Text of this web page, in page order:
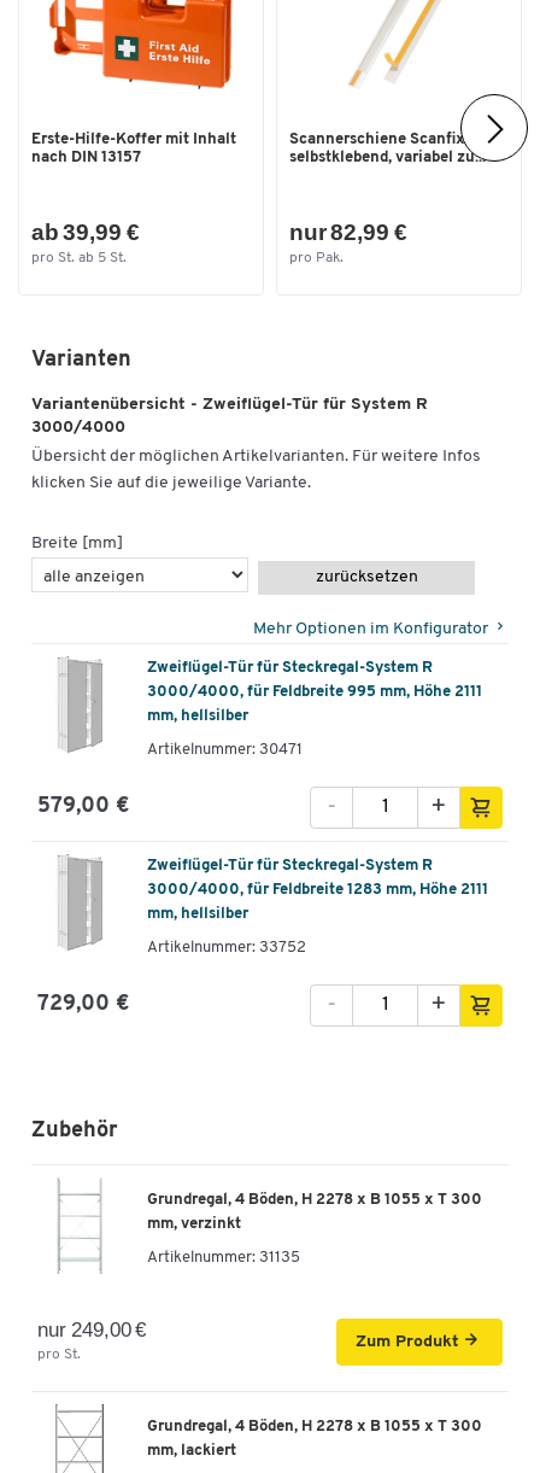
Erste-Hilfe-Koffer mit Inhalt
nach DIN 13157
ab 39,99 €
pro St. ab 5 St.
Scannerschiene Scanfix,
selbstklebend, variabel zu...
nur 82,99 €
pro Pak.
Varianten
Variantenübersicht - Zweiflügel-Tür für System R
3000/4000
Übersicht der möglichen Artikelvarianten. Für weitere Infos
klicken Sie auf die jeweilige Variante.
Breite [mm]
zurücksetzen
Mehr Optionen im Konfigurator
Zweiflügel-Tür für Steckregal-System R
3000/4000, für Feldbreite 995 mm, Höhe 2111
mm, hellsilber
Artikelnummer: 30471
579,00 € +
-
Zweiflügel-Tür für Steckregal-System R
3000/4000, für Feldbreite 1283 mm, Höhe 2111
mm, hellsilber
Artikelnummer: 33752
729,00 € +
-
Zubehör
Grundregal, 4 Böden, H 2278 x B 1055 x T 300
mm, verzinkt
Artikelnummer: 31135
nur 249,00 €
pro St.
Zum Produkt
Grundregal, 4 Böden, H 2278 x B 1055 x T 300
mm, lackiert